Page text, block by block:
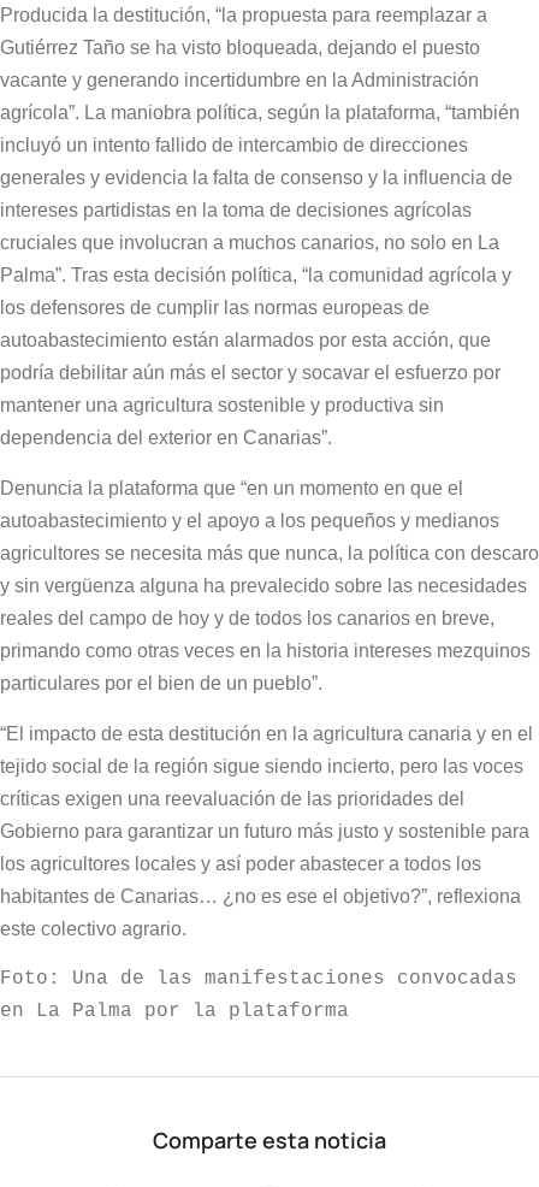
Producida la destitución, “la propuesta para reemplazar a
Gutiérrez Taño se ha visto bloqueada, dejando el puesto
vacante y generando incertidumbre en la Administración
agrícola”. La maniobra política, según la plataforma, “también
incluyó un intento fallido de intercambio de direcciones
generales y evidencia la falta de consenso y la influencia de
intereses partidistas en la toma de decisiones agrícolas
cruciales que involucran a muchos canarios, no solo en La
Palma”. Tras esta decisión política, “la comunidad agrícola y
los defensores de cumplir las normas europeas de
autoabastecimiento están alarmados por esta acción, que
podría debilitar aún más el sector y socavar el esfuerzo por
mantener una agricultura sostenible y productiva sin
dependencia del exterior en Canarias”.
Denuncia la plataforma que “en un momento en que el
autoabastecimiento y el apoyo a los pequeños y medianos
agricultores se necesita más que nunca, la política con descaro
y sin vergüenza alguna ha prevalecido sobre las necesidades
reales del campo de hoy y de todos los canarios en breve,
primando como otras veces en la historia intereses mezquinos
particulares por el bien de un pueblo”.
“El impacto de esta destitución en la agricultura canaria y en el
tejido social de la región sigue siendo incierto, pero las voces
críticas exigen una reevaluación de las prioridades del
Gobierno para garantizar un futuro más justo y sostenible para
los agricultores locales y así poder abastecer a todos los
habitantes de Canarias… ¿no es ese el objetivo?”, reflexiona
este colectivo agrario.
Foto: Una de las manifestaciones convocadas
en La Palma por la plataforma
Comparte esta noticia